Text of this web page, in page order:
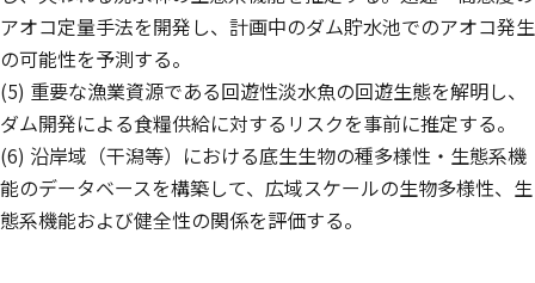
アオコ定量手法を開発し、計画中のダム貯水池でのアオコ発生
の可能性を予測する。
(5) 重要な漁業資源である回遊性淡水魚の回遊生態を解明し、
ダム開発による食糧供給に対するリスクを事前に推定する。
(6) 沿岸域（干潟等）における底生生物の種多様性・生態系機
能のデータベースを構築して、広域スケールの生物多様性、生
態系機能および健全性の関係を評価する。